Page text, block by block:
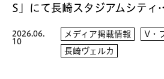
S」にて長崎スタジアムシティ
2026.06.
10
メディア掲載情報
V・
長崎ヴェルカ